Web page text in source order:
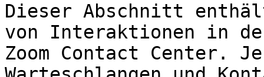
Dieser Abschnitt
von Interaktionen in
Zoom Contact Center.